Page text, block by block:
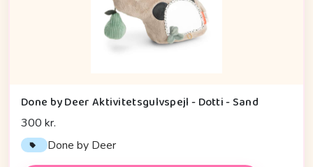
Done by Deer Aktivitetsgulvspejl - Dotti - Sand
300 kr.
Done by Deer